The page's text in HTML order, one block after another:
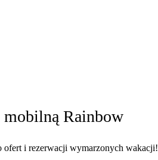
Rainbow
ofert i rezerwacji wymarzonych wakacji!